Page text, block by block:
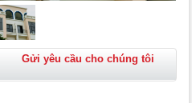
Gửi yêu cầu cho chúng tôi